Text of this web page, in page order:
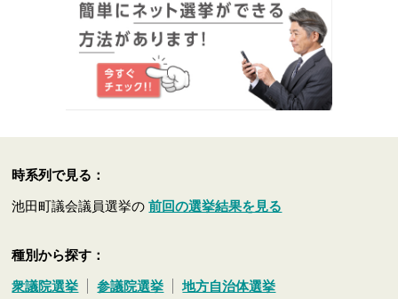
時系列で見る：
池田町議会議員選挙の前回の選挙結果を見る
種別から探す：
衆議院選挙 参議院選挙 地方自治体選挙